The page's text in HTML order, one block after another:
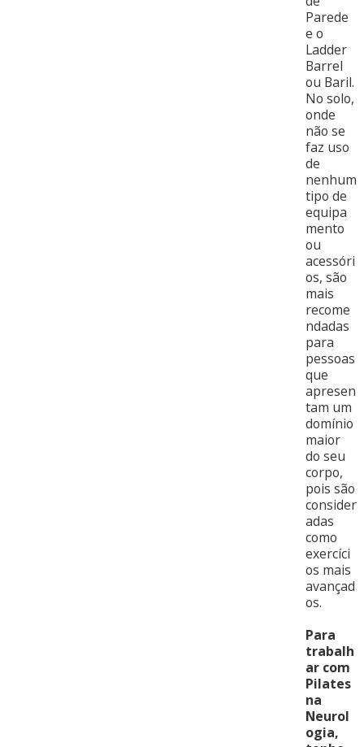
Parede
e o
Ladder
Barrel
ou Baril.
No solo,
onde
não se
faz uso
de
nenhum
tipo de
equipa
mento
ou
acessóri
os, são
mais
recome
ndadas
para
pessoas
que
apresen
tam um
domínio
maior
do seu
corpo,
pois são
consider
adas
como
exercíci
os mais
avançad
os.
Para
trabalh
ar com
Pilates
na
Neurol
ogia,